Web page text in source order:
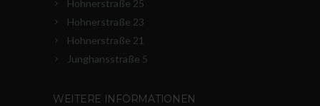
Hohnerstraße 25
Hohnerstraße 23
Hohnerstraße 21
Junghansstraße 5
WEITERE INFORMATIONEN